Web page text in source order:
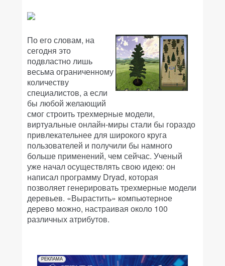
По его словам, на
сегодня это
подвластно лишь
весьма ограниченному
количеству
специалистов, а если
бы любой желающий
смог строить трехмерные модели,
виртуальные онлайн-миры стали бы гораздо
привлекательнее для широкого круга
пользователей и получили бы намного
больше применений, чем сейчас. Ученый
уже начал осуществлять свою идею: он
написал программу Dryad, которая
позволяет генерировать трехмерные модели
деревьев. «Вырастить» компьютерное
дерево можно, настраивая около 100
различных атрибутов.
РЕКЛАМА